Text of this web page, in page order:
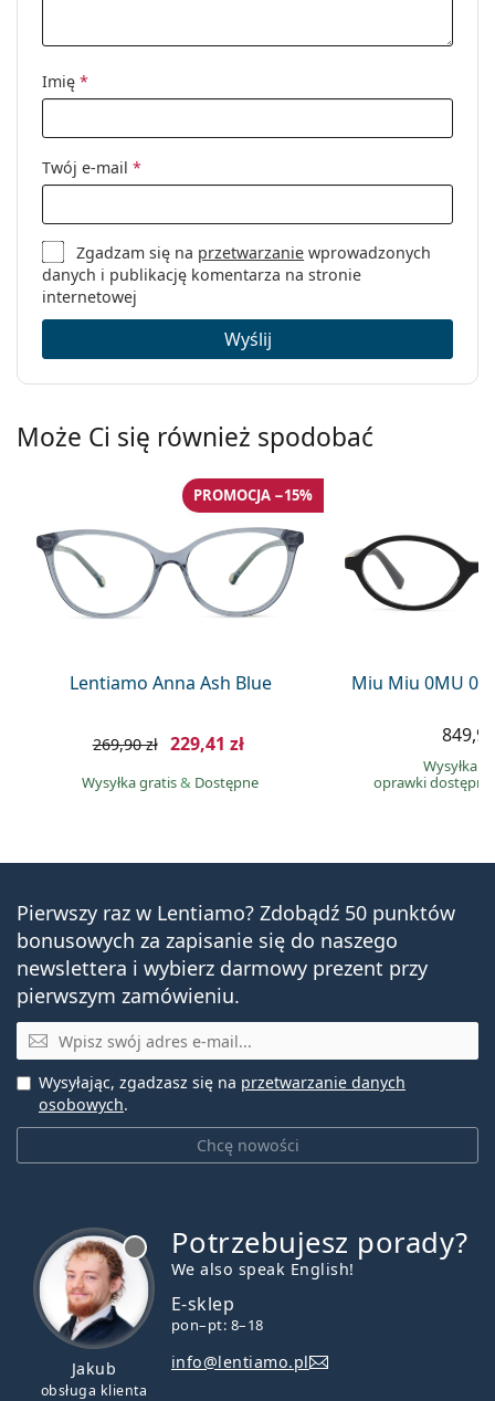
Płeć:
Damskie
Kategoria:
Kod:
Imię *
Twój e-mail *
Zgadzam się na przetwarzanie wprowadzonych
danych i publikację komentarza na stronie
internetowej
Wyślij
Może Ci się również spodobać
Lentiamo Anna Ash Blue
PROMOCJA −15%
269,90 zł 229,41 zł
Wysyłka gratis& Dostępne
Miu Miu 0MU
Wysyłka
oprawki
Pierwszy raz w Lentiamo? Zdobądź 50 punktów
bonusowych za zapisanie się do naszego
newslettera i wybierz darmowy prezent przy
pierwszym zamówieniu.
E-mail
Chcę nowości
Wysyłając, zgadzasz się na przetwarzanie danych
osobowych.
Jakub
obsługa klienta
Potrzebujesz porady?
We also speak English!
E-sklep
pon–pt: 8–18
info@lentiamo.pl